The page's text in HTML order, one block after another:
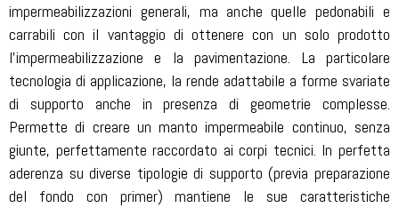
impermeabilizzazioni generali, ma anche quelle pedonabili e
carrabili con il vantaggio di ottenere con un solo prodotto
l’impermeabilizzazione e la pavimentazione. La particolare
tecnologia di applicazione, la rende adattabile a forme svariate
di supporto anche in presenza di geometrie complesse.
Permette di creare un manto impermeabile continuo, senza
giunte, perfettamente raccordato ai corpi tecnici. In perfetta
aderenza su diverse tipologie di supporto (previa preparazione
del fondo con primer) mantiene le sue caratteristiche